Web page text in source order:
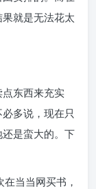
就是无法花太
东西来充实
多说，现在只
是蛮大的。下
当当网买书，